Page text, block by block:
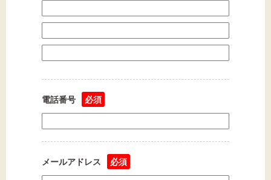
電話番号 必須
メールアドレス 必須